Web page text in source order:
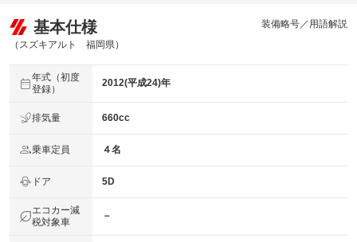
基本仕様
（スズキアルト 福岡県）
装備略号／用語解説
年式（初度
登録）
2012(平成24)年
排気量 660cc
乗車定員 ４名
ドア 5D
エコカー減
税対象車
－